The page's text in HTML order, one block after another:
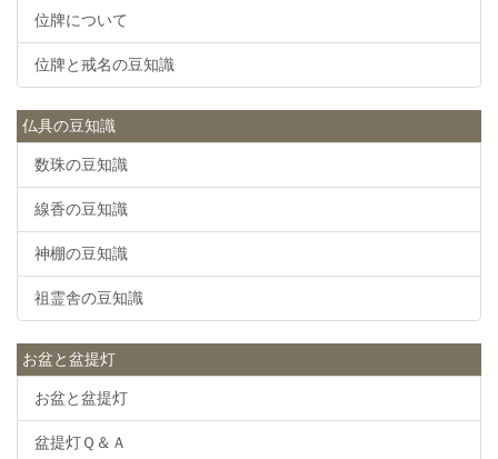
位牌について
位牌と戒名の豆知識
仏具の豆知識
数珠の豆知識
線香の豆知識
神棚の豆知識
祖霊舎の豆知識
お盆と盆提灯
お盆と盆提灯
盆提灯Ｑ＆Ａ